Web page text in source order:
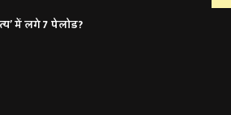
में लगे 7 पेलोड?